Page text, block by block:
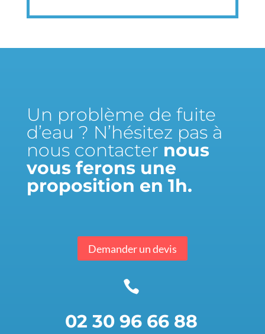
Un problème de fuite
d’eau ? N’hésitez pas à
nous contacter nous
vous ferons une
proposition en 1h.
Demander un devis

02 30 96 66 88